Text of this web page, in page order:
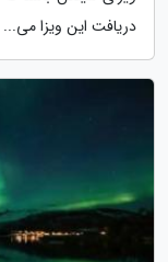
دریافت این ویزا می...